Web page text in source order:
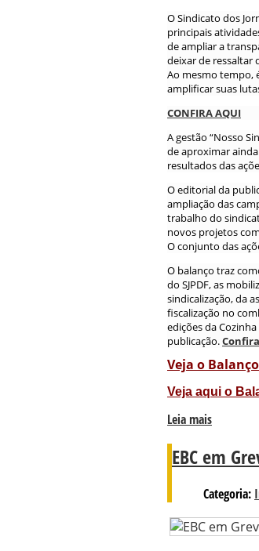
O Sindicato dos
principais
de ampliar a
deixar de ressaltar
Ao mesmo tempo,
amplificar suas
CONFIRA AQUI
A gestão “Nosso
de aproximar
resultados das
O editorial da
ampliação das
trabalho do
novos projetos
O conjunto das
O balanço traz
do SJPDF, as
sindicalização, da
fiscalização no
edições da
publicação.
Veja o
Veja aqui o
Leia mais
EBC em
Categoria: